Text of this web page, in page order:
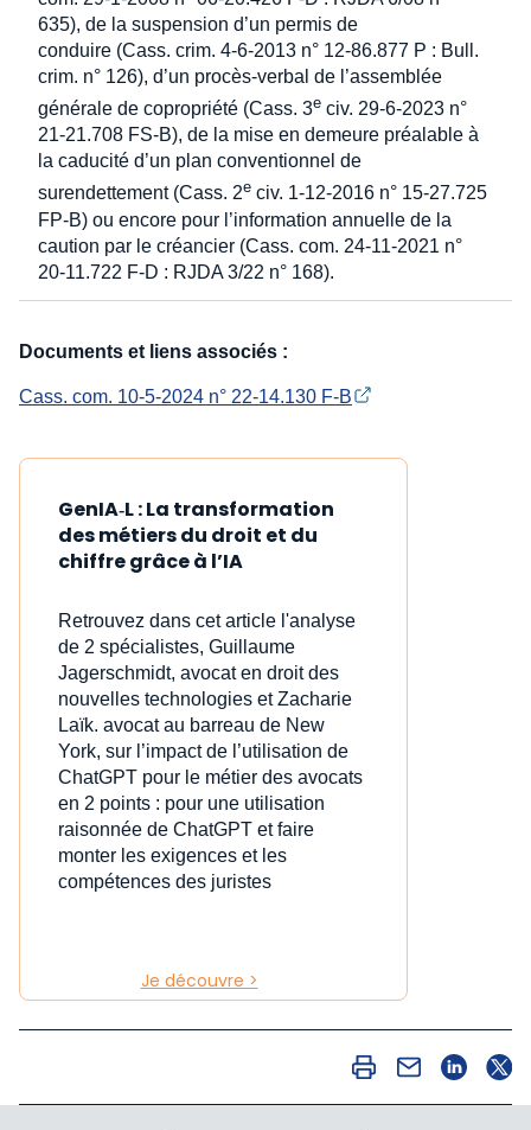
635), de la suspension d’un permis de
conduire (Cass. crim. 4-6-2013 n° 12-86.877 P : Bull.
crim. n° 126), d’un procès-verbal de l’assemblée
générale de copropriété (Cass. 3e civ. 29-6-2023 n°
21-21.708 FS-B), de la mise en demeure préalable à
la caducité d’un plan conventionnel de
surendettement (Cass. 2e civ. 1-12-2016 n° 15-27.725
FP-B) ou encore pour l’information annuelle de la
caution par le créancier (Cass. com. 24-11-2021 n°
20-11.722 F-D : RJDA 3/22 n° 168).
Documents et liens associés :
Cass. com. 10-5-2024 n° 22-14.130 F-B
GenIA‑L : La transformation
des métiers du droit et du
chiffre grâce à l’IA
Retrouvez dans cet article l'analyse
de 2 spécialistes, Guillaume
Jagerschmidt, avocat en droit des
nouvelles technologies et Zacharie
Laïk. avocat au barreau de New
York, sur l’impact de l’utilisation de
ChatGPT pour le métier des avocats
en 2 points : pour une utilisation
raisonnée de ChatGPT et faire
monter les exigences et les
compétences des juristes
Je découvre >